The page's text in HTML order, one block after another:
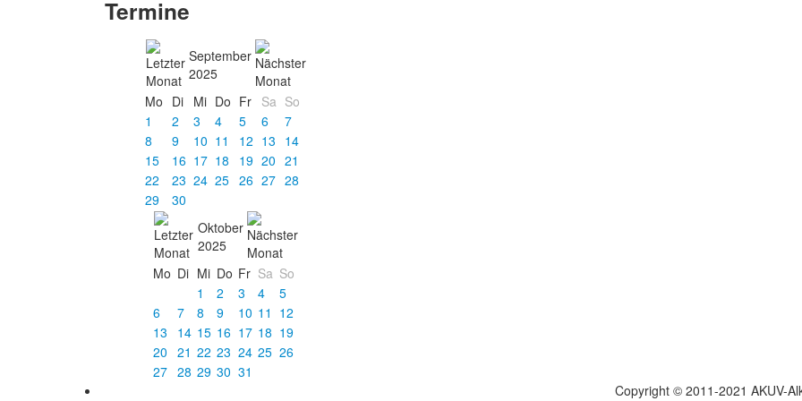
Termine
September
2025
Mo Di Mi Do Fr Sa So
1
2 3 4 5 6
7
8
9 10 11 12 13 14
15
16 17 18 19 20 21
22
23 24 25 26 27 28
29
30
Oktober
2025
Mo Di Mi Do Fr Sa So
1
2 3 4
5
6
7 8 9 10 11 12
13
14 15 16 17 18 19
20 21 22 23 24 25 26
27 28 29 30 31
Copyright © 2011-2021 AKUV-